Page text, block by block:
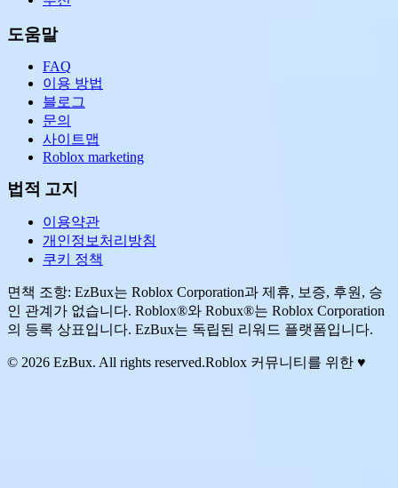
도움말
FAQ
이용 방법
블로그
문의
사이트맵
Roblox marketing
법적 고지
이용약관
개인정보처리방침
쿠키 정책
면책 조항: EzBux는 Roblox Corporation과 제휴, 보증, 후원, 승
인 관계가 없습니다. Roblox®와 Robux®는 Roblox Corporation
의 등록 상표입니다. EzBux는 독립된 리워드 플랫폼입니다.
© 2026 EzBux. All rights reserved.Roblox 커뮤니티를 위한 ♥